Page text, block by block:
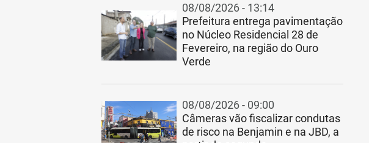
08/08/2026 - 13:14
Prefeitura entrega pavimentação
no Núcleo Residencial 28 de
Fevereiro, na região do Ouro
Verde
08/08/2026 - 09:00
Câmeras vão fiscalizar condutas
de risco na Benjamin e na JBD, a